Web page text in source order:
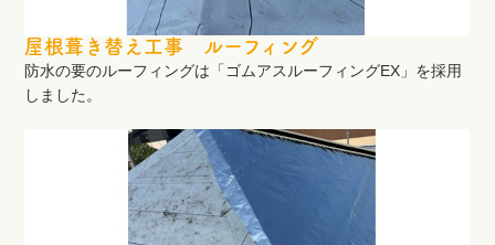
屋根葺き替え工事 ルーフィング
防水の要のルーフィングは「ゴムアスルーフィングEX」を採用
しました。